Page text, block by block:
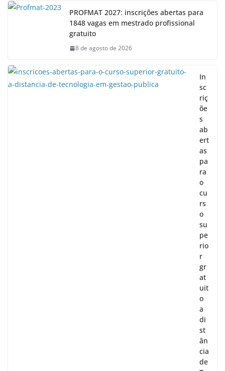
PROFMAT 2027: inscrições abertas para
1848 vagas em mestrado profissional
gratuito
8 de agosto de 2026
In
sc
riç
õe
s
ab
ert
as
pa
ra
o
cu
rs
o
su
pe
rio
r
gr
at
uit
o
a
di
st
ân
cia
de